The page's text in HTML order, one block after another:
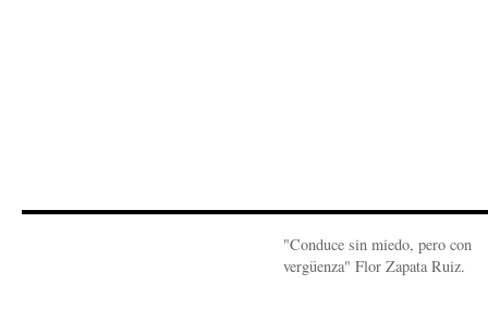
"Conduce sin miedo, pero con
vergüenza" Flor Zapata Ruiz.